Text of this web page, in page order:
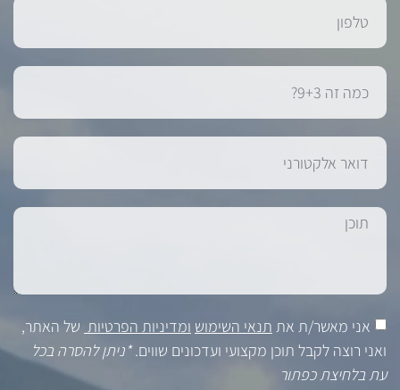
אני מאשר/ת את תנאי השימוש ומדיניות הפרטיות של האתר,
ואני רוצה לקבל תוכן מקצועי ועדכונים שווים.*ניתן להסרה בכל
עת בלחיצת כפתור